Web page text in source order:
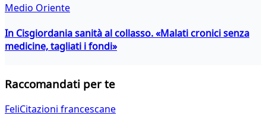
Medio Oriente
In Cisgiordania sanità al collasso. «Malati cronici senza
medicine, tagliati i fondi»
Raccomandati per te
FeliCitazioni francescane